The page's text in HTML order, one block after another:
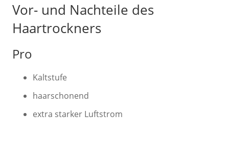
Vor- und Nachteile des
Haartrockners
Pro
Kaltstufe
haarschonend
extra starker Luftstrom